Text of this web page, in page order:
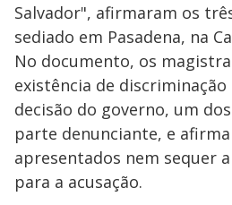
Salvador", afirmaram os
sediado em Pasadena, na
No documento, os
existência de
decisão do governo, um
parte denunciante, e
apresentados nem sequer
para a acusação.